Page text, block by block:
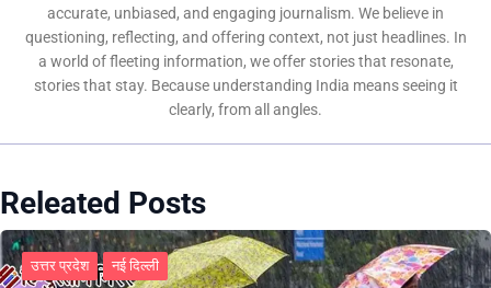
accurate, unbiased, and engaging journalism. We believe in
questioning, reflecting, and offering context, not just headlines. In
a world of fleeting information, we offer stories that resonate,
stories that stay. Because understanding India means seeing it
clearly, from all angles.
Releated Posts
उत्तर प्रदेश नई दिल्ली